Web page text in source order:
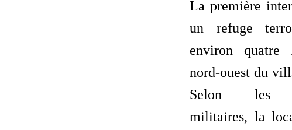
La première
un refuge
environ quatre
nord-ouest du
Selon les
militaires, la